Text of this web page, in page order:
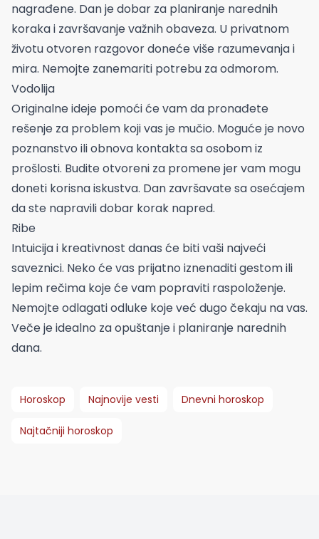
nagrađene. Dan je dobar za planiranje narednih
koraka i završavanje važnih obaveza. U privatnom
životu otvoren razgovor doneće više razumevanja i
mira. Nemojte zanemariti potrebu za odmorom.
Vodolija
Originalne ideje pomoći će vam da pronađete
rešenje za problem koji vas je mučio. Moguće je novo
poznanstvo ili obnova kontakta sa osobom iz
prošlosti. Budite otvoreni za promene jer vam mogu
doneti korisna iskustva. Dan završavate sa osećajem
da ste napravili dobar korak napred.
Ribe
Intuicija i kreativnost danas će biti vaši najveći
saveznici. Neko će vas prijatno iznenaditi gestom ili
lepim rečima koje će vam popraviti raspoloženje.
Nemojte odlagati odluke koje već dugo čekaju na vas.
Veče je idealno za opuštanje i planiranje narednih
dana.
Horoskop Najnovije vesti Dnevni horoskop
Najtačniji horoskop